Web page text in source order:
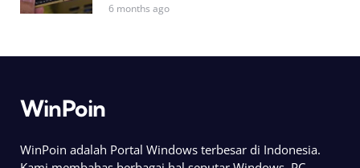
6 months ago
WinPoin
WinPoin adalah Portal Windows terbesar di Indonesia.